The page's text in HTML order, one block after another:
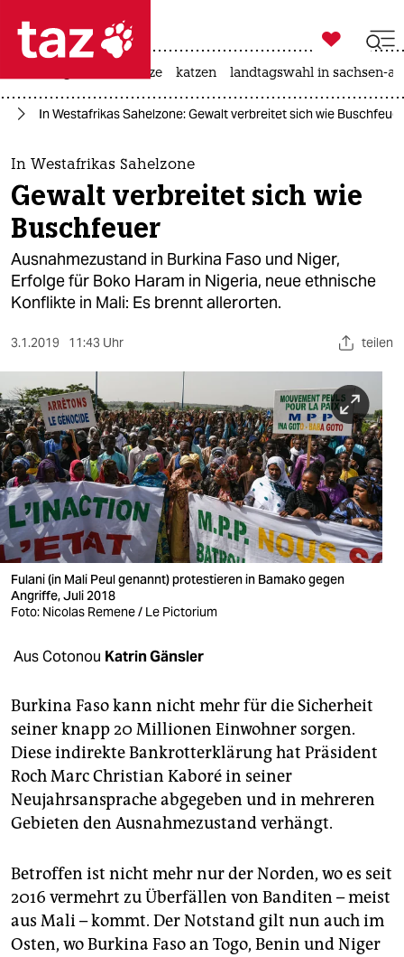
 taz zahl ich
taz zahl ich
themen
politik
öko
gesellschaft
sport
berlin
nord
wahrheit
verlag
verlag
veranstaltungen
unterstützen
abo
genossenschaft
epaper login

taz zahl ich
hitze katzen landtagswahl in sachsen-
In Westafrikas Sahelzone: Gewalt verbreitet sich wie Buschfeuer
In Westafrikas Sahelzone
Gewalt verbreitet sich wie
Buschfeuer
Ausnahmezustand in Burkina Faso und Niger,
Erfolge für Boko Haram in Nigeria, neue ethnische
Konflikte in Mali: Es brennt allerorten.
3.1.2019 11:43 Uhr teilen
Fulani (in Mali Peul genannt) protestieren in Bamako gegen
Angriffe, Juli 2018
Foto: Nicolas Remene / Le Pictorium
Aus Cotonou Katrin Gänsler
Burkina Faso kann nicht mehr für die Sicherheit
seiner knapp 20 Millionen Einwohner ­sorgen.
Diese indirekte Bankrotterklärung hat Präsident
Roch Marc Christian Kaboré in seiner
Neujahrsansprache abgegeben und in mehreren
Gebieten den Ausnahmezustand verhängt.
Betroffen ist nicht mehr nur der Norden, wo es seit
2016 vermehrt zu Überfällen von Banditen – meist
aus Mali – kommt. Der Notstand gilt nun auch im
Osten, wo Burkina Faso an Togo, Benin und Niger